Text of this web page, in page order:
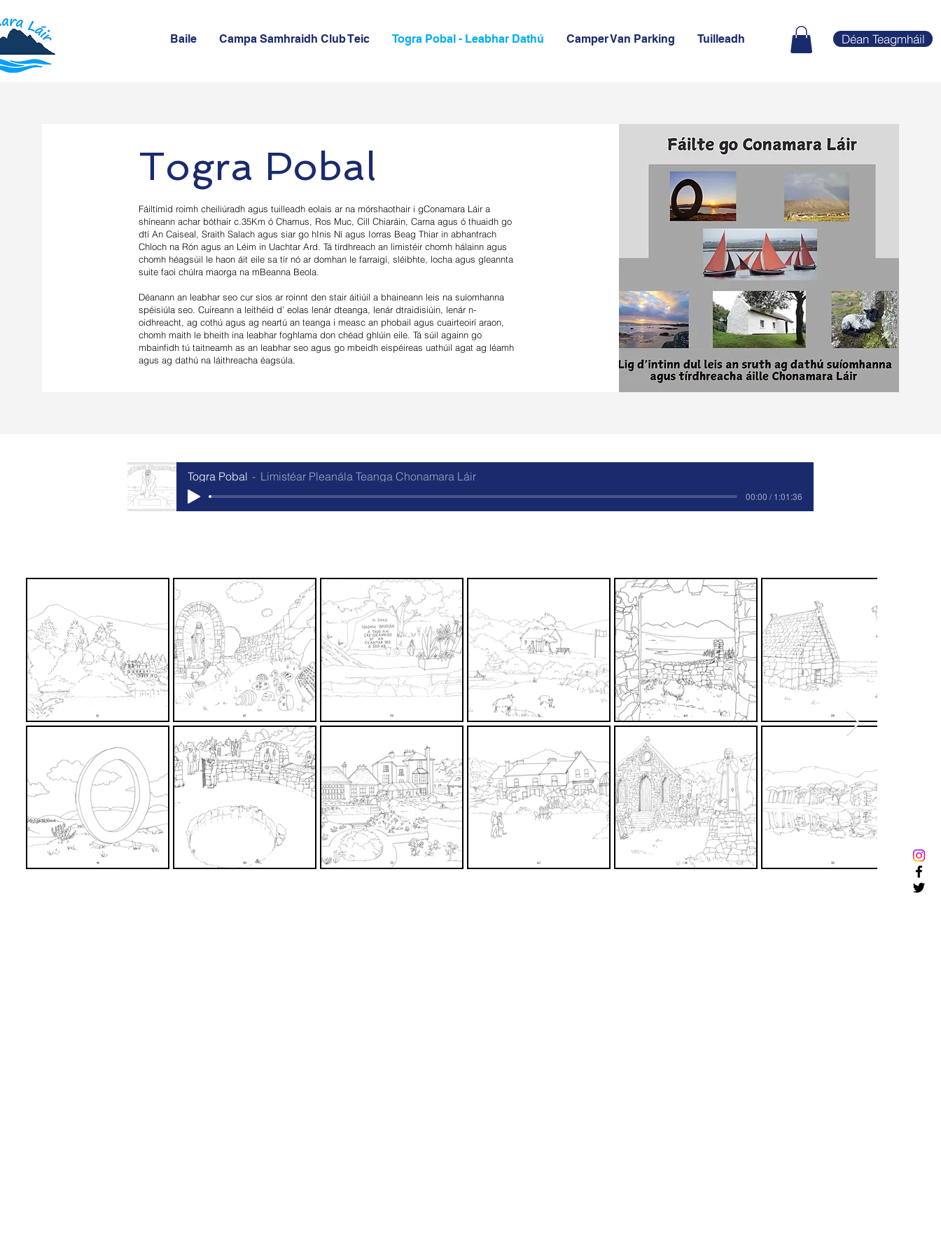
Baile Campa Samhraidh Club Teic Togra Pobal - Leabhar Dathú Camper Van Parking Tuilleadh Déan Teagmháil
Togra Pobal
Fáiltímid roimh cheiliúradh agus tuilleadh eolais ar na mórshaothair i gConamara Láir a
shíneann achar bóthair c.35Km ó Chamus, Ros Muc, Cill Chiaráin, Carna agus ó thuaidh go
dtí An Caiseal, Sraith Salach agus siar go hInis Ní agus Iorras Beag Thiar in abhantrach
Chloch na Rón agus an Léim in Uachtar Ard. Tá tírdhreach an limistéir chomh hálainn agus
chomh héagsúil le haon áit eile sa tír nó ar domhan le farraigí, sléibhte, locha agus gleannta
suite faoi chúlra maorga na mBeanna Beola.
Déanann an leabhar seo cur síos ar roinnt den stair áitiúil a bhaineann leis na suíomhanna
spéisiúla seo. Cuireann a leithéid d’ eolas lenár dteanga, lenár dtraidisiúin, lenár n-
oidhreacht, ag cothú agus ag neartú an teanga i measc an phobail agus cuairteoirí araon,
chomh maith le bheith ina leabhar foghlama don chéad ghlúin eile. Tá súil againn go
mbainfidh tú taitneamh as an leabhar seo agus go mbeidh eispéireas uathúil agat ag léamh
agus ag dathú na láithreacha éagsúla.
Togra Pobal Limistéar Pleanála Teanga Chonamara Láir
00:00 / 1:01:36